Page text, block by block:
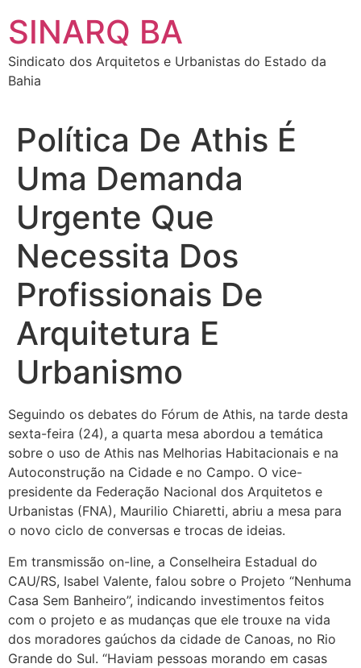
SINARQ BA
Sindicato dos Arquitetos e Urbanistas do Estado da
Bahia
Política De Athis É
Uma Demanda
Urgente Que
Necessita Dos
Profissionais De
Arquitetura E
Urbanismo
Seguindo os debates do Fórum de Athis, na tarde desta
sexta-feira (24), a quarta mesa abordou a temática
sobre o uso de Athis nas Melhorias Habitacionais e na
Autoconstrução na Cidade e no Campo. O vice-
presidente da Federação Nacional dos Arquitetos e
Urbanistas (FNA), Maurilio Chiaretti, abriu a mesa para
o novo ciclo de conversas e trocas de ideias.
Em transmissão on-line, a Conselheira Estadual do
CAU/RS, Isabel Valente, falou sobre o Projeto “Nenhuma
Casa Sem Banheiro”, indicando investimentos feitos
com o projeto e as mudanças que ele trouxe na vida
dos moradores gaúchos da cidade de Canoas, no Rio
Grande do Sul. “Haviam pessoas morando em casas